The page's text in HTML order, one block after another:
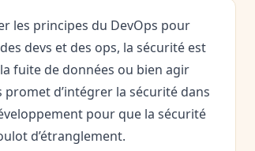
les principes du DevOps pour
devs et des ops, la sécurité est
fuite de données ou bien agir
promet d’intégrer la sécurité dans
pour que la sécurité
d’étranglement.